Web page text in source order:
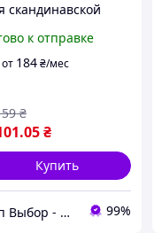
скандинавской
Fitnes TRR-011
к отправке
от 184₴/мес
.05₴
₴
Купить
Топ Выбор - надежный магазин, провереный временем 99%